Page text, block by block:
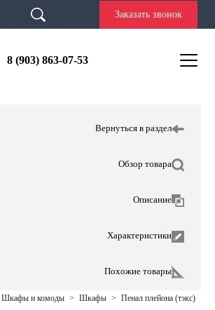
Заказать звонок
8 (903) 863-07-53
Вернуться в раздел
Обзор товара
Описание
Характеристики
Похожие товары
шкафы и комоды > шкафы > пенал плейона (тэкс)